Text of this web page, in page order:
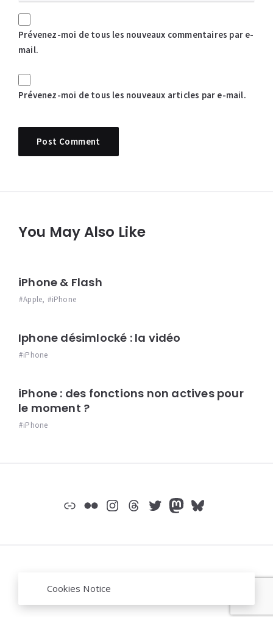
Prévenez-moi de tous les nouveaux commentaires par e-
mail.
Prévenez-moi de tous les nouveaux articles par e-mail.
You May Also Like
iPhone & Flash
Apple, iPhone
Iphone désimlocké : la vidéo
iPhone
iPhone : des fonctions non actives pour
le moment ?
iPhone
LienFlickrInstagram
Threads
Twitter
Mastodon
Bluesky
© jeromep.net /
Cookies Notice